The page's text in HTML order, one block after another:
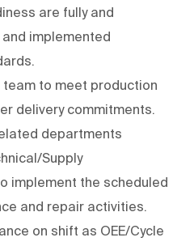
are fully and
implemented
to meet production
delivery commitments.
departments
Supply
implement the scheduled
and repair activities.
on shift as OEE/Cycle